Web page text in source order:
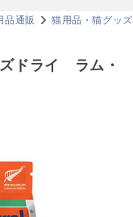
品通販 猫用品・猫グッズ
ドライ ラム・